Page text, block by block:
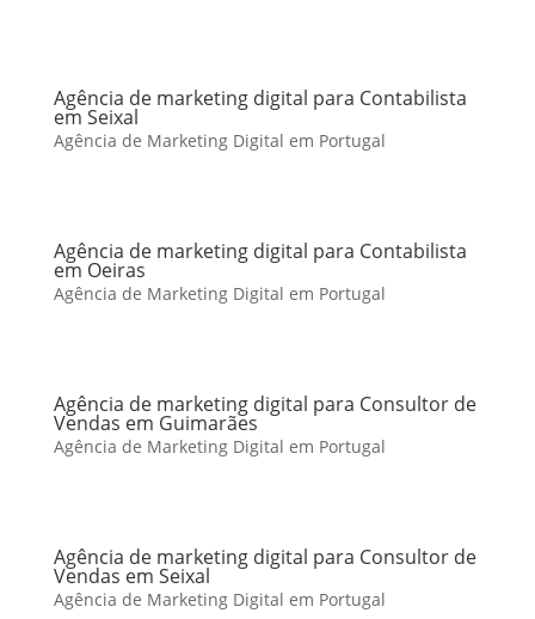
Agência de marketing digital para Contabilista
em Seixal
Agência de Marketing Digital em Portugal
Agência de marketing digital para Contabilista
em Oeiras
Agência de Marketing Digital em Portugal
Agência de marketing digital para Consultor de
Vendas em Guimarães
Agência de Marketing Digital em Portugal
Agência de marketing digital para Consultor de
Vendas em Seixal
Agência de Marketing Digital em Portugal